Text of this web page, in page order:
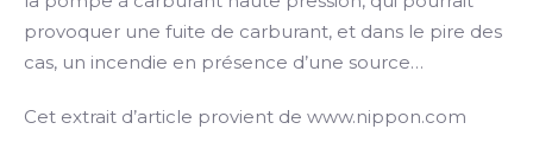
provoquer une fuite de carburant, et dans le pire des
cas, un incendie en présence d’une source…
Cet extrait d’article provient de www.nippon.com